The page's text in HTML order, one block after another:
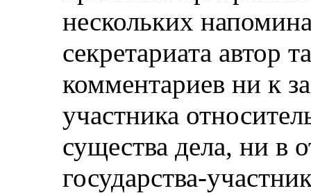
нескольких
секретариата автор
комментариев ни к
участника
существа дела, ни в
государства-